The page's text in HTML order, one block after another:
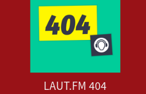
LAUT.FM 404